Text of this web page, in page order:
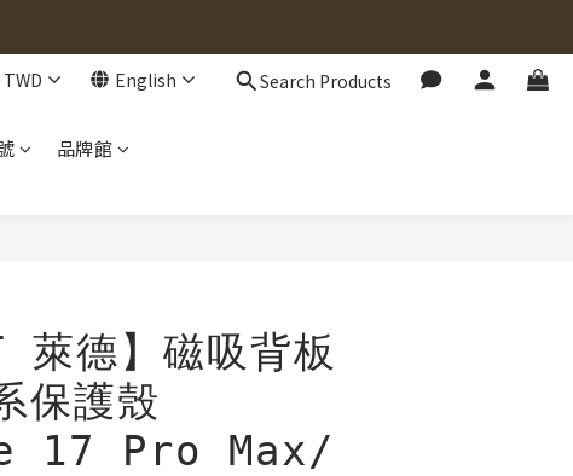
TWD English Search Products
品牌館
萊德】磁吸背板
保護殼
17 Pro Max/